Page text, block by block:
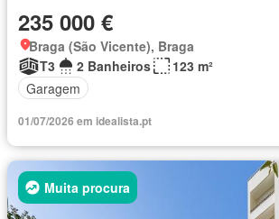
235 000 €
Braga (São Vicente), Braga
T3
2 Banheiros
123 m²
Garagem
01/07/2026 em idealista.pt
Muita procura